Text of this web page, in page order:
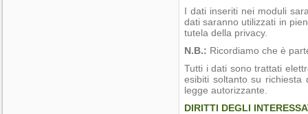
I dati inseriti nei moduli
dati saranno utilizzati in
tutela della privacy.
N.B.: Ricordiamo che è
Tutti i dati sono trattati
esibiti soltanto su richiesta
legge autorizzante.
DIRITTI DEGLI